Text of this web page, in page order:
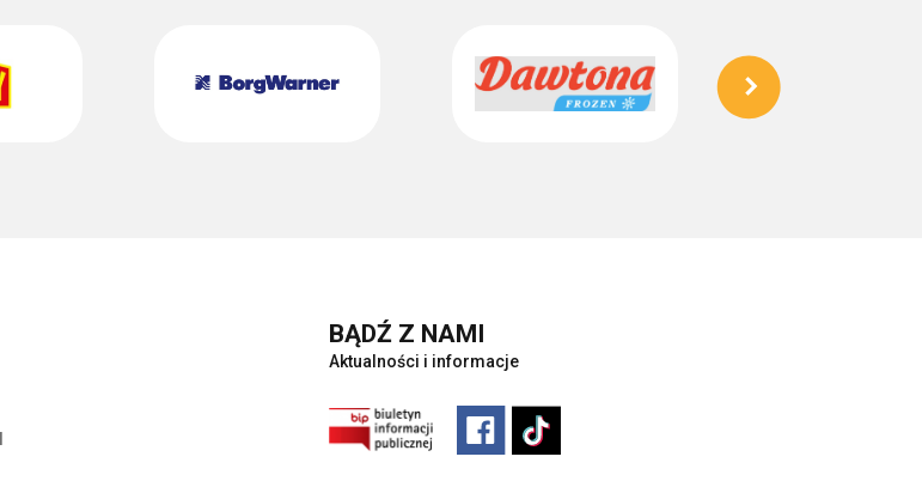
BĄDŹ Z NAMI
Aktualności i informacje